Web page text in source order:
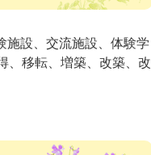
施設、交流施設、体験学
、移転、増築、改築、改